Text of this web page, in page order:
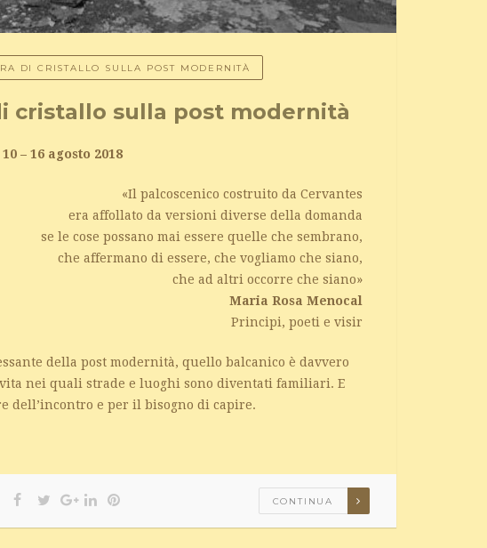
DI CRISTALLO SULLA POST MODERNITÀ
cristallo sulla post modernità
10 – 16 agosto 2018
«Il palcoscenico costruito da Cervantes
era affollato da versioni diverse della domanda
se le cose possano mai essere quelle che sembrano,
che affermano di essere, che vogliamo che siano,
che ad altri occorre che siano»
Maria Rosa Menocal
Principi, poeti e visir
della post modernità, quello balcanico è davvero
nei quali strade e luoghi sono diventati familiari. E
dell’incontro e per il bisogno di capire.
CONTINUA